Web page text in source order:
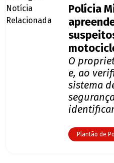
Polícia
O
e, ao
sistema
Plantão de